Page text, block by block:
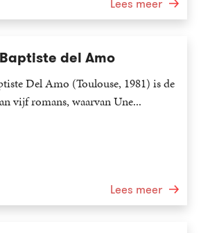
Lees meer
del Amo
Del Amo (Toulouse, 1981) is de
vijf romans, waarvan Une...
Lees meer